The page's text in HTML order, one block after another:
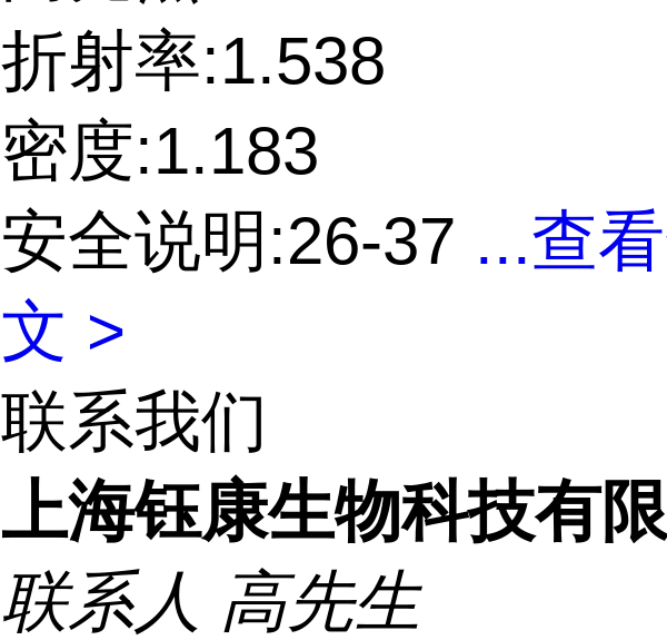
折射率:1.538
密度:1.183
安全说明:26-37 ...查
文 >
联系我们
上海钰康生物科技有
联系人 高先生